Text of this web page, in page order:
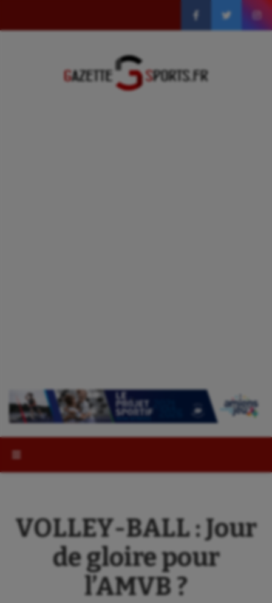
VOLLEY-BALL : Jour
de gloire pour
l’AMVB ?